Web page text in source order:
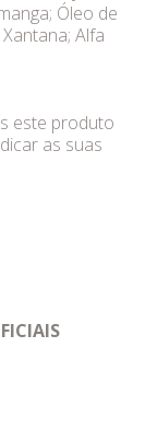
Óleo de
Alfa
este produto
as suas